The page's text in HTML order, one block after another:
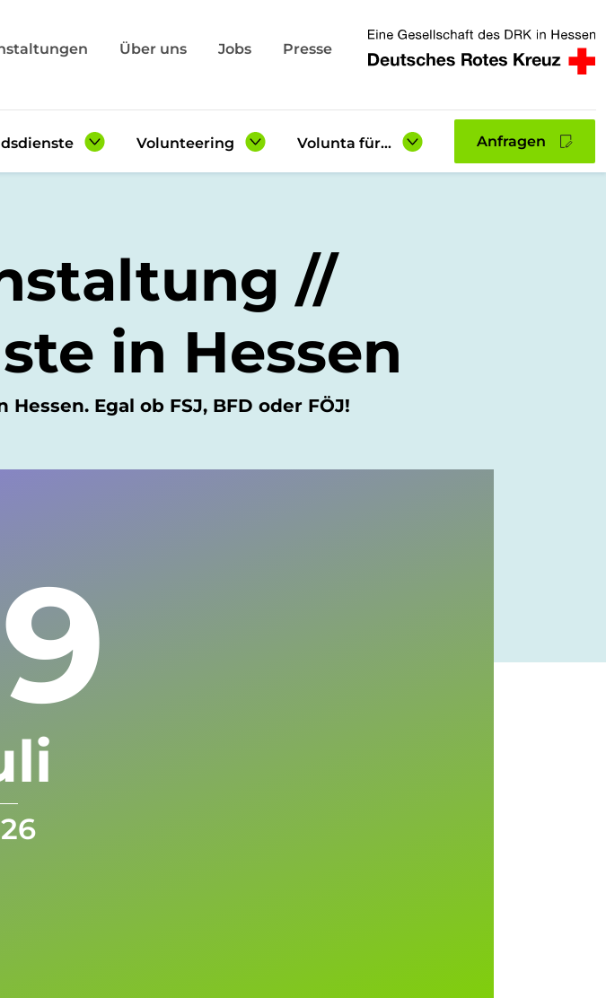
Über uns Jobs Presse
Volunteering
Erfahrungsberichte
Volunta für...
Eltern
Einsatzstellen
Downloadbereich
Gastfamilien
Anfragen
//
in Hessen
Egal ob FSJ, BFD oder FÖJ!